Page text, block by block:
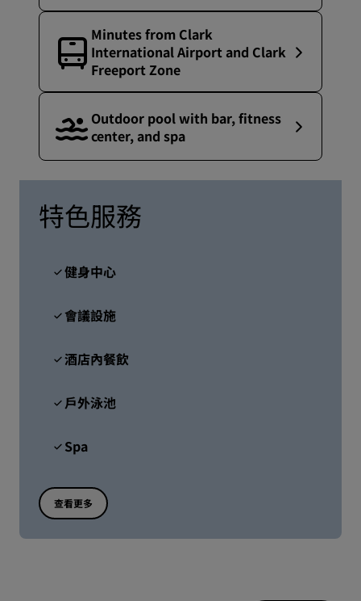
Minutes from Clark
International Airport and Clark
Freeport Zone
Outdoor pool with bar, fitness
center, and spa
特色服務
健身中心
會議設施
酒店內餐飲
戶外泳池
Spa
查看更多